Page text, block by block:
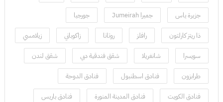
جزيرة ياس جميرا Jumeirah جورجيا
ذا ريتز كارلتون رافلز روتانا زاكوباني زيلامسي
سويسرا شانغريلا شقق فندقية دبي شقق لندن
طرابزون فنادق اسطنبول فنادق الدوحة
فنادق الكويت فنادق المدينة المنورة فنادق باريس